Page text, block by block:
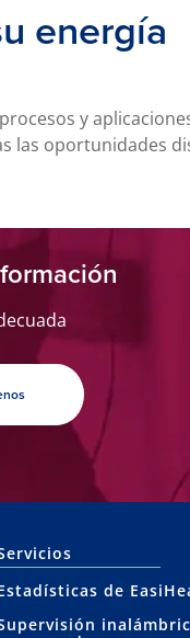
energía
y
las oportunidades
de